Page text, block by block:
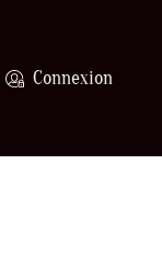
Connexion